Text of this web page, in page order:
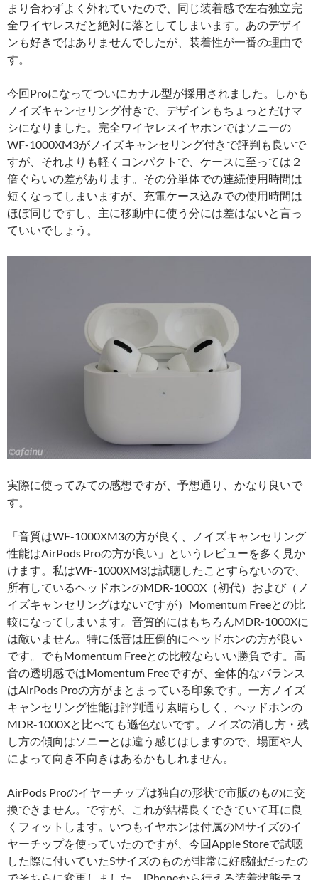
まり合わずよく外れていたので、同じ装着感で左右独立完
全ワイヤレスだと絶対に落としてしまいます。あのデザイ
ンも好きではありませんでしたが、装着性が一番の理由で
す。
今回Proになってついにカナル型が採用されました。しかも
ノイズキャンセリング付きで、デザインもちょっとだけマ
シになりました。完全ワイヤレスイヤホンではソニーの
WF-1000XM3がノイズキャンセリング付きで評判も良いで
すが、それよりも軽くコンパクトで、ケースに至っては２
倍ぐらいの差があります。その分単体での連続使用時間は
短くなってしまいますが、充電ケース込みでの使用時間は
ほぼ同じですし、主に移動中に使う分には差はないと言っ
ていいでしょう。
実際に使ってみての感想ですが、予想通り、かなり良いで
す。
「音質はWF-1000XM3の方が良く、ノイズキャンセリング
性能はAirPods Proの方が良い」というレビューを多く見か
けます。私はWF-1000XM3は試聴したことすらないので、
所有しているヘッドホンのMDR-1000X（初代）および（ノ
イズキャンセリングはないですが）Momentum Freeとの比
較になってしまいます。音質的にはもちろんMDR-1000Xに
は敵いません。特に低音は圧倒的にヘッドホンの方が良い
です。でもMomentum Freeとの比較ならいい勝負です。高
音の透明感ではMomentum Freeですが、全体的なバランス
はAirPods Proの方がまとまっている印象です。一方ノイズ
キャンセリング性能は評判通り素晴らしく、ヘッドホンの
MDR-1000Xと比べても遜色ないです。ノイズの消し方・残
し方の傾向はソニーとは違う感じはしますので、場面や人
によって向き不向きはあるかもしれません。
AirPods Proのイヤーチップは独自の形状で市販のものに交
換できません。ですが、これが結構良くできていて耳に良
くフィットします。いつもイヤホンは付属のMサイズのイ
ヤーチップを使っていたのですが、今回Apple Storeで試聴
した際に付いていたSサイズのものが非常に好感触だったの
でそちらに変更しました。iPhoneから行える装着状態テス